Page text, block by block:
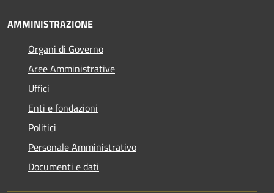
AMMINISTRAZIONE
Organi di Governo
Aree Amministrative
Uffici
Enti e fondazioni
Politici
Personale Amministrativo
Documenti e dati